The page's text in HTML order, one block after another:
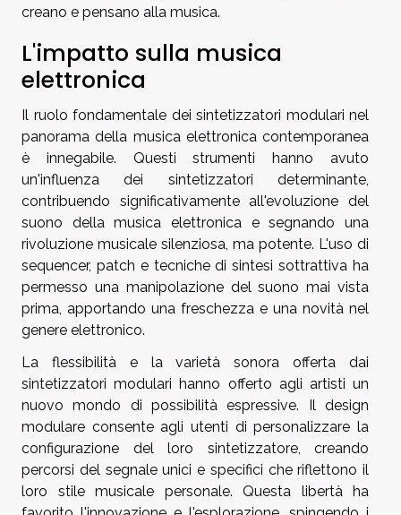
creano e pensano alla musica.
L'impatto sulla musica
elettronica
Il ruolo fondamentale dei sintetizzatori modulari nel
panorama della musica elettronica contemporanea
è innegabile. Questi strumenti hanno avuto
un'influenza dei sintetizzatori determinante,
contribuendo significativamente all'evoluzione del
suono della musica elettronica e segnando una
rivoluzione musicale silenziosa, ma potente. L'uso di
sequencer, patch e tecniche di sintesi sottrattiva ha
permesso una manipolazione del suono mai vista
prima, apportando una freschezza e una novità nel
genere elettronico.
La flessibilità e la varietà sonora offerta dai
sintetizzatori modulari hanno offerto agli artisti un
nuovo mondo di possibilità espressive. Il design
modulare consente agli utenti di personalizzare la
configurazione del loro sintetizzatore, creando
percorsi del segnale unici e specifici che riflettono il
loro stile musicale personale. Questa libertà ha